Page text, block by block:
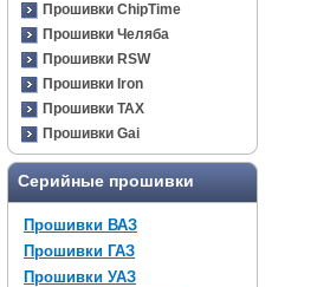
Прошивки ChipTime
Прошивки Челяба
Прошивки RSW
Прошивки Iron
Прошивки TAX
Прошивки Gai
Серийные прошивки
Прошивки ВАЗ
Прошивки ГАЗ
Прошивки УАЗ